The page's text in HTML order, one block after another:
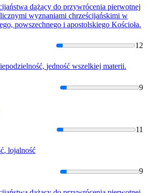
dążący do przywrócenia pierwotnej
wyznaniami chrześcijańskimi w
powszechnego i apostolskiego Kościoła.
12
jedność wszelkiej materii.
9
11
, lojalność
9